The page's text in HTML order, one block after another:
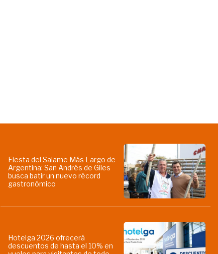
Fiesta del Salame Más Largo de
Argentina: San Andrés de Giles
busca batir un nuevo récord
gastronómico
Hotelga 2026 ofrecerá
descuentos de hasta el 10% en